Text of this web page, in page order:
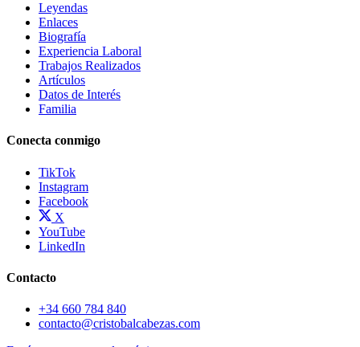
Leyendas
Enlaces
Biografía
Experiencia Laboral
Trabajos Realizados
Artículos
Datos de Interés
Familia
Conecta conmigo
TikTok
Instagram
Facebook
X
YouTube
LinkedIn
Contacto
+34 660 784 840
contacto@cristobalcabezas.com